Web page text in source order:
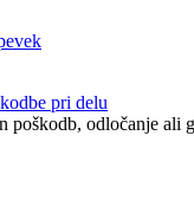
pri delu
odločanje ali